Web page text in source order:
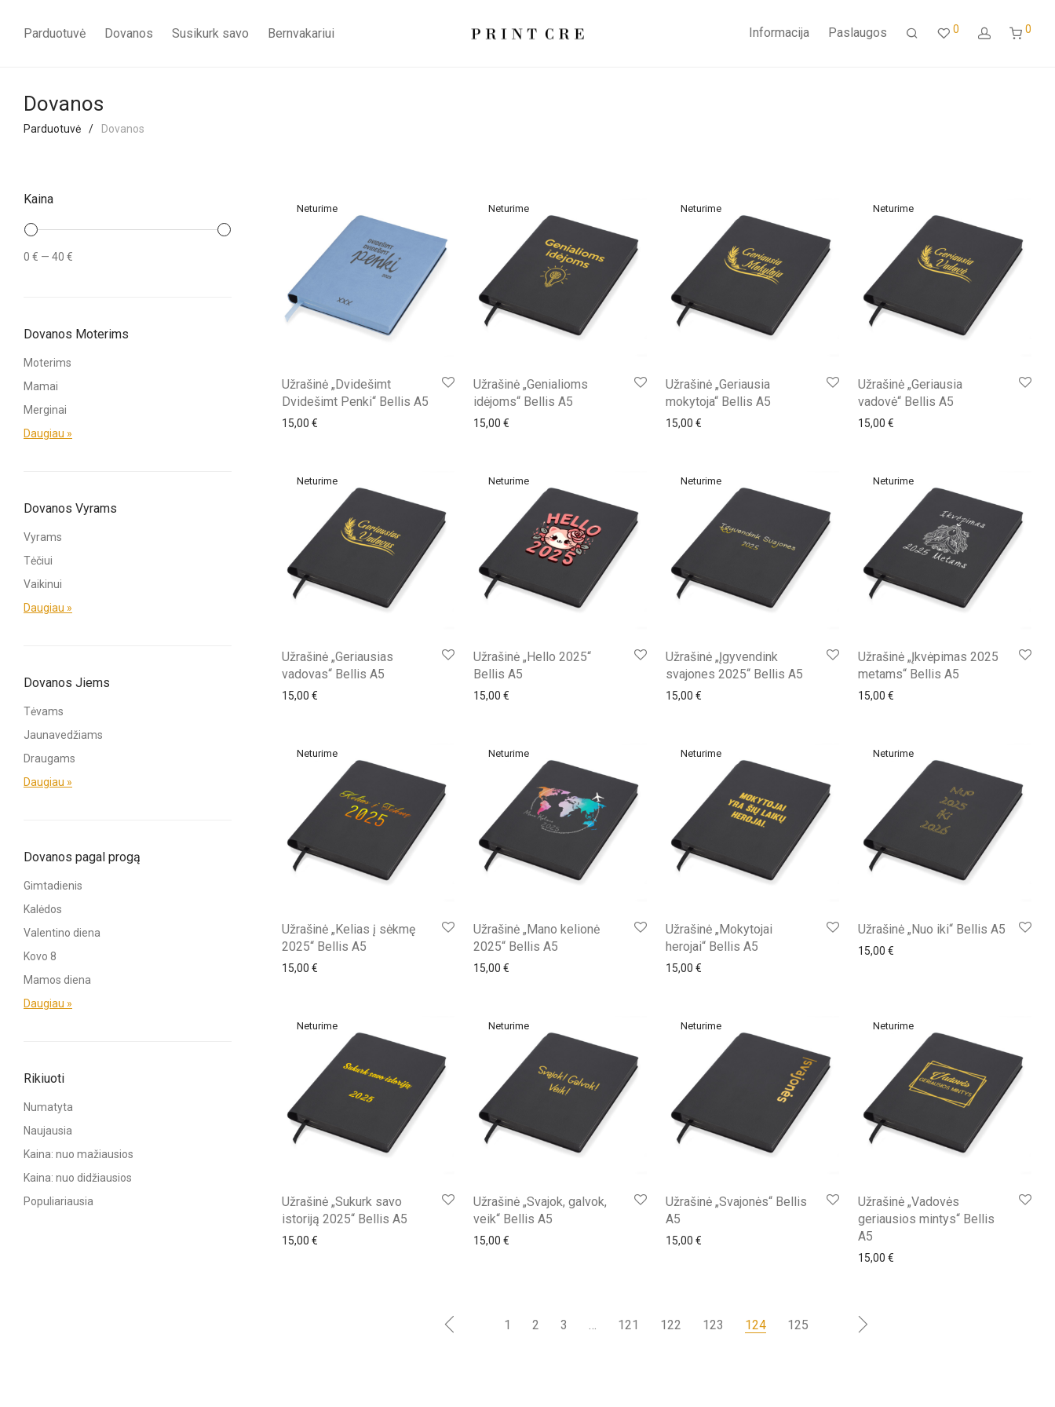
Parduotuvė Dovanos Susikurk savo Bernvakariui Informacija Paslaugos 0 0
Dovanos
Parduotuvė / Dovanos
Kaina
Min
Maks
0 € — 40 €
Dovanos Moterims
Moterims
Mamai
Merginai
Daugiau »
Dovanos Vyrams
Vyrams
Tėčiui
Vaikinui
Daugiau »
Dovanos Jiems
Tėvams
Jaunavedžiams
Draugams
Daugiau »
Dovanos pagal progą
Gimtadienis
Kalėdos
Valentino diena
Kovo 8
Mamos diena
Daugiau »
Rikiuoti
Numatyta
Naujausia
Kaina: nuo mažiausios
Kaina: nuo didžiausios
Populiariausia
Užrašinė „Dvidešimt
Dvidešimt Penki“ Bellis A5
15,00 €
Užrašinė „Genialioms
idėjoms“ Bellis A5
15,00€
Užrašinė „Geriausia
mokytoja“ Bellis A5
15,00€
Užrašinė „Geriausia
vadovė“ Bellis A5
15,00€
Užrašinė „Geriausias
vadovas“ Bellis A5
15,00 €
Užrašinė „Hello 2025“
Bellis A5
15,00€
Užrašinė „Įgyvendink
svajones 2025“ Bellis A5
15,00€
Užrašinė „Įkvėpimas 2025
metams“ Bellis A5
15,00€
Užrašinė „Kelias į sėkmę
2025“ Bellis A5
15,00 €
Užrašinė „Mano kelionė
2025“ Bellis A5
15,00€
Užrašinė „Mokytojai
herojai“ Bellis A5
15,00€
Užrašinė „Nuo iki“ Bellis A5
15,00€
Užrašinė „Sukurk savo
istoriją 2025“ Bellis A5
15,00 €
Užrašinė „Svajok, galvok,
veik“ Bellis A5
15,00€
Užrašinė „Svajonės“ Bellis
A5
15,00€
Užrašinė „Vadovės
geriausios mintys“ Bellis
A5
15,00€
1 2 3 121 122 123 124 125